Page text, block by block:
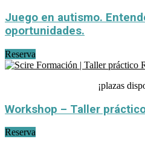
Juego en autismo.
oportunidades.
Reserva
¡plazas
Workshop – Taller
Reserva